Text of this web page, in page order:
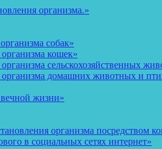
организма.»
собак»
кошек»
сельскохозяйственных
организма домашних животных и
жизни»
организма посредством
в социальных сетях интернет»